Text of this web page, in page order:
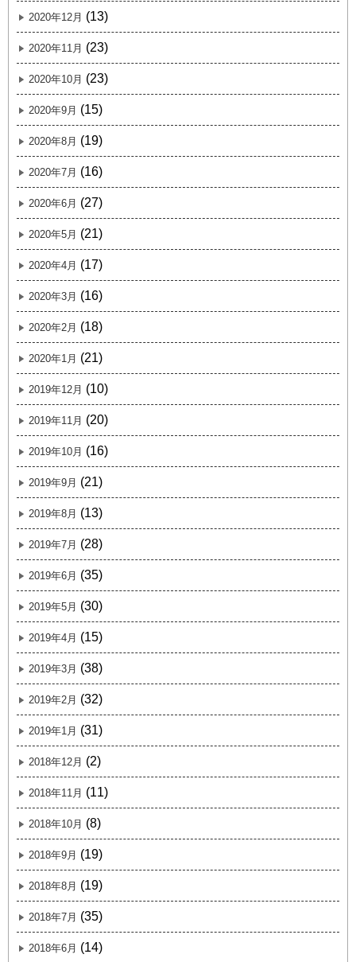
2020年12月 (13)
2020年11月 (23)
2020年10月 (23)
2020年9月 (15)
2020年8月 (19)
2020年7月 (16)
2020年6月 (27)
2020年5月 (21)
2020年4月 (17)
2020年3月 (16)
2020年2月 (18)
2020年1月 (21)
2019年12月 (10)
2019年11月 (20)
2019年10月 (16)
2019年9月 (21)
2019年8月 (13)
2019年7月 (28)
2019年6月 (35)
2019年5月 (30)
2019年4月 (15)
2019年3月 (38)
2019年2月 (32)
2019年1月 (31)
2018年12月 (2)
2018年11月 (11)
2018年10月 (8)
2018年9月 (19)
2018年8月 (19)
2018年7月 (35)
2018年6月 (14)